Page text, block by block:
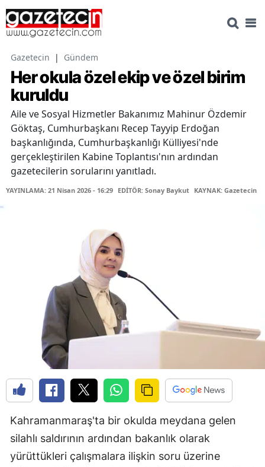
Gazetecin | Gündem
Her okula özel ekip ve özel birim
kuruldu
Aile ve Sosyal Hizmetler Bakanımız Mahinur Özdemir
Göktaş, Cumhurbaşkanı Recep Tayyip Erdoğan
başkanlığında, Cumhurbaşkanlığı Külliyesi'nde
gerçekleştirilen Kabine Toplantısı'nın ardından
gazetecilerin sorularını yanıtladı.
YAYINLAMA: 21 Nisan 2026 - 16:29 EDİTÖR: Sonay Baykut KAYNAK: Gazetecin
Kahramanmaraş'ta bir okulda meydana gelen
silahlı saldırının ardından bakanlık olarak
yürüttükleri çalışmalara ilişkin soru üzerine